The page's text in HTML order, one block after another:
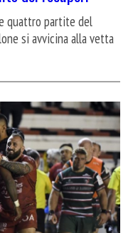
quattro partite del
si avvicina alla vetta